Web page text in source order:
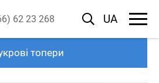
62 23 268 UA
топери